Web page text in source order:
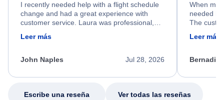
I recently needed help with a flight schedule
change and had a great experience with
customer service. Laura was professional,
friendly, and very helpful throughout the
process. She quickly found a solution and
appreciate her excellent service.
Leer más
Jul 28, 2026
John Naples
When my
needed
The
calm,
my issue.
Leer más
Escribe una reseña Ver todas las reseñas